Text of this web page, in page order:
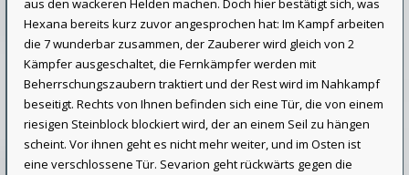
aus den wackeren Helden machen. Doch hier bestätigt sich, was
Hexana bereits kurz zuvor angesprochen hat: Im Kampf arbeiten
die 7 wunderbar zusammen, der Zauberer wird gleich von 2
Kämpfer ausgeschaltet, die Fernkämpfer werden mit
Beherrschungszaubern traktiert und der Rest wird im Nahkampf
beseitigt. Rechts von Ihnen befinden sich eine Tür, die von einem
riesigen Steinblock blockiert wird, der an einem Seil zu hängen
scheint. Vor ihnen geht es nicht mehr weiter, und im Osten ist
eine verschlossene Tür. Sevarion geht rückwärts gegen die